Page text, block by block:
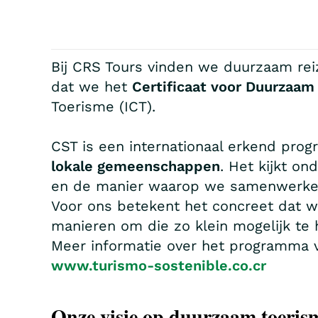
Bij CRS Tours vinden we duurzaam
dat we het Certificaat voor
Toerisme (ICT).
CST is een internationaal erkend
lokale gemeenschappen. Het kijkt
en de manier waarop we
Voor ons betekent het concreet dat
manieren om die zo klein mogelijk te
Meer informatie over het
www.turismo-sostenible.co.cr